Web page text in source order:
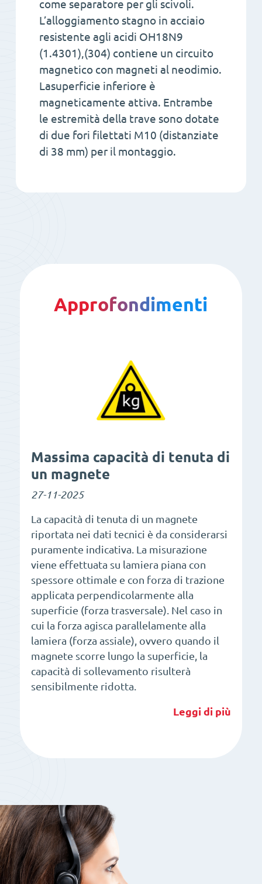
come separatore per gli scivoli.
L’alloggiamento stagno in acciaio
resistente agli acidi OH18N9
(1.4301),(304) contiene un circuito
magnetico con magneti al neodimio.
Lasuperficie inferiore è
magneticamente attiva. Entrambe
le estremità della trave sono dotate
di due fori filettati M10 (distanziate
di 38 mm) per il montaggio.
Approfondimenti
Massima capacità di tenuta di
un magnete
27-11-2025
La capacità di tenuta di un magnete
riportata nei dati tecnici è da considerarsi
puramente indicativa. La misurazione
viene effettuata su lamiera piana con
spessore ottimale e con forza di trazione
applicata perpendicolarmente alla
superficie (forza trasversale). Nel caso in
cui la forza agisca parallelamente alla
lamiera (forza assiale), ovvero quando il
magnete scorre lungo la superficie, la
capacità di sollevamento risulterà
sensibilmente ridotta.
Leggi di più